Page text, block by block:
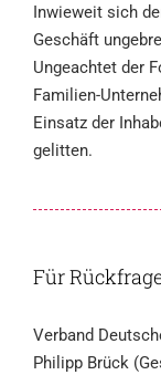
Inwieweit sich
Geschäft
Ungeachtet der
Familien-
Einsatz der
gelitten.
Für
Verband
Philipp Brück